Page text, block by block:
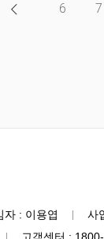
6 7
자 : 이용엽
사